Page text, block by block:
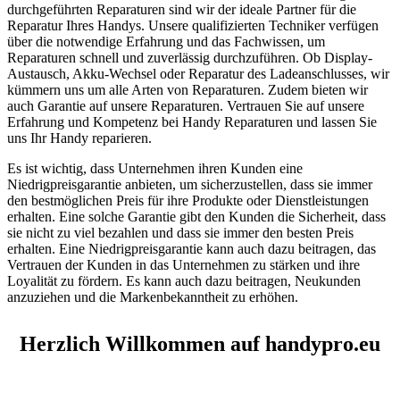
durchgeführten Reparaturen sind wir der ideale Partner für die
Reparatur Ihres Handys. Unsere qualifizierten Techniker verfügen
über die notwendige Erfahrung und das Fachwissen, um
Reparaturen schnell und zuverlässig durchzuführen. Ob Display-
Austausch, Akku-Wechsel oder Reparatur des Ladeanschlusses, wir
kümmern uns um alle Arten von Reparaturen. Zudem bieten wir
auch Garantie auf unsere Reparaturen. Vertrauen Sie auf unsere
Erfahrung und Kompetenz bei Handy Reparaturen und lassen Sie
uns Ihr Handy reparieren.
Es ist wichtig, dass Unternehmen ihren Kunden eine
Niedrigpreisgarantie anbieten, um sicherzustellen, dass sie immer
den bestmöglichen Preis für ihre Produkte oder Dienstleistungen
erhalten. Eine solche Garantie gibt den Kunden die Sicherheit, dass
sie nicht zu viel bezahlen und dass sie immer den besten Preis
erhalten. Eine Niedrigpreisgarantie kann auch dazu beitragen, das
Vertrauen der Kunden in das Unternehmen zu stärken und ihre
Loyalität zu fördern. Es kann auch dazu beitragen, Neukunden
anzuziehen und die Markenbekanntheit zu erhöhen.
Herzlich Willkommen auf handypro.eu